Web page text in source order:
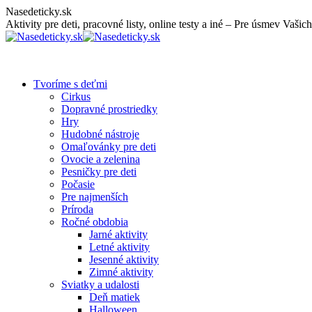
Skip
to
content
Nasedeticky.sk
Aktivity pre deti, pracovné listy, online testy a iné – Pre úsmev
Tvoríme s deťmi
Cirkus
Dopravné prostriedky
Hry
Hudobné nástroje
Omaľovánky pre deti
Ovocie a zelenina
Pesničky pre deti
Počasie
Pre najmenších
Príroda
Ročné obdobia
Jarné aktivity
Letné aktivity
Jesenné aktivity
Zimné aktivity
Sviatky a udalosti
Deň matiek
Halloween